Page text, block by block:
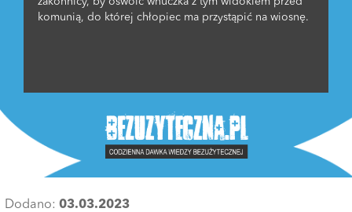
komunią, do której chłopiec ma przystąpić na wiosnę.
Dodano: 03.03.2023